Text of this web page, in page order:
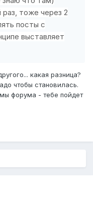
тоже через 2
посты с
выставляет
какая разница?
чтобы становилась.
форума - тебе пойдет